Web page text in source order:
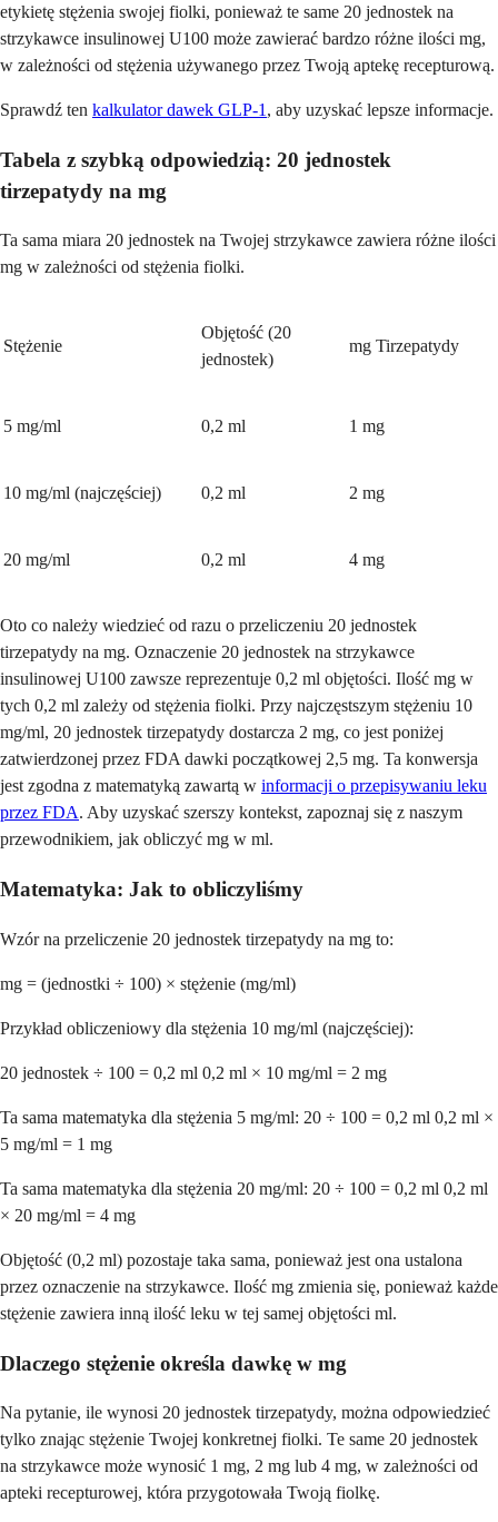
etykietę stężenia swojej fiolki, ponieważ te same 20 jednostek na
strzykawce insulinowej U100 może zawierać bardzo różne ilości mg,
w zależności od stężenia używanego przez Twoją aptekę recepturową.
Sprawdź ten kalkulator dawek GLP-1 , aby uzyskać lepsze informacje.
Tabela z szybką odpowiedzią: 20 jednostek
tirzepatydy na mg
Ta sama miara 20 jednostek na Twojej strzykawce zawiera różne ilości
mg w zależności od stężenia fiolki.
Stężenie
Objętość (20
jednostek)
mg Tirzepatydy
5 mg/ml 0,2 ml 1 mg
10 mg/ml (najczęściej) 0,2 ml 2 mg
20 mg/ml 0,2 ml 4 mg
Oto co należy wiedzieć od razu o przeliczeniu 20 jednostek
tirzepatydy na mg. Oznaczenie 20 jednostek na strzykawce
insulinowej U100 zawsze reprezentuje 0,2 ml objętości. Ilość mg w
tych 0,2 ml zależy od stężenia fiolki. Przy najczęstszym stężeniu 10
mg/ml, 20 jednostek tirzepatydy dostarcza 2 mg, co jest poniżej
zatwierdzonej przez FDA dawki początkowej 2,5 mg. Ta konwersja
jest zgodna z matematyką zawartą w informacji o przepisywaniu leku
przez FDA. Aby uzyskać szerszy kontekst, zapoznaj się z naszym
przewodnikiem, jak obliczyć mg w ml.
Matematyka: Jak to obliczyliśmy
Wzór na przeliczenie 20 jednostek tirzepatydy na mg to:
mg = (jednostki ÷ 100) × stężenie (mg/ml)
Przykład obliczeniowy dla stężenia 10 mg/ml (najczęściej):
20 jednostek ÷ 100 = 0,2 ml 0,2 ml × 10 mg/ml = 2 mg
Ta sama matematyka dla stężenia 5 mg/ml: 20 ÷ 100 = 0,2 ml 0,2 ml ×
5 mg/ml = 1 mg
Ta sama matematyka dla stężenia 20 mg/ml: 20 ÷ 100 = 0,2 ml 0,2 ml
× 20 mg/ml = 4 mg
Objętość (0,2 ml) pozostaje taka sama, ponieważ jest ona ustalona
przez oznaczenie na strzykawce. Ilość mg zmienia się, ponieważ każde
stężenie zawiera inną ilość leku w tej samej objętości ml.
Dlaczego stężenie określa dawkę w mg
Na pytanie, ile wynosi 20 jednostek tirzepatydy, można odpowiedzieć
tylko znając stężenie Twojej konkretnej fiolki. Te same 20 jednostek
na strzykawce może wynosić 1 mg, 2 mg lub 4 mg, w zależności od
apteki recepturowej, która przygotowała Twoją fiolkę.